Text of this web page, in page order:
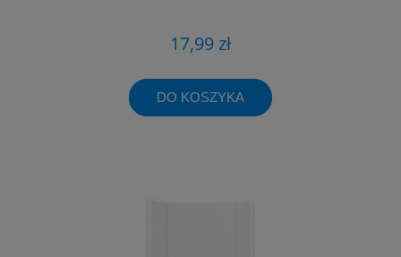
17,99 zł
DO KOSZYKA